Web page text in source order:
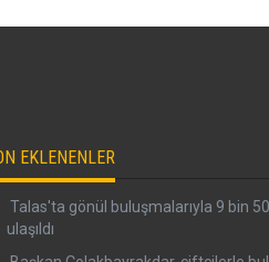
EKLENENLER
Talas'ta gönül buluşmalarıyla 9 bin
ulaşıldı